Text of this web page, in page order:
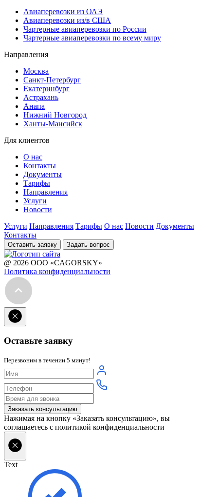
Авиаперевозки из ОАЭ
Авиаперевозки из/в США
Чартерные авиаперевозки по России
Чартерные авиаперевозки по всему миру
Направления
Москва
Санкт-Петербург
Екатеринбург
Астрахань
Анапа
Нижний Новгород
Ханты-Мансийск
Для клиентов
О нас
Контакты
Документы
Тарифы
Направления
Услуги
Новости
Услуги Направления Тарифы О нас Новости Документы
Контакты
Оставить заявку Задать вопрос
@ 2026 ООО «CAGORSKY»
Политика конфиденциальности
Оставьте заявку
Перезвоним в течении 5 минут!
Нажимая на кнопку «Заказать консультацию», вы
соглашаетесь с политикой конфиденциальности
Text